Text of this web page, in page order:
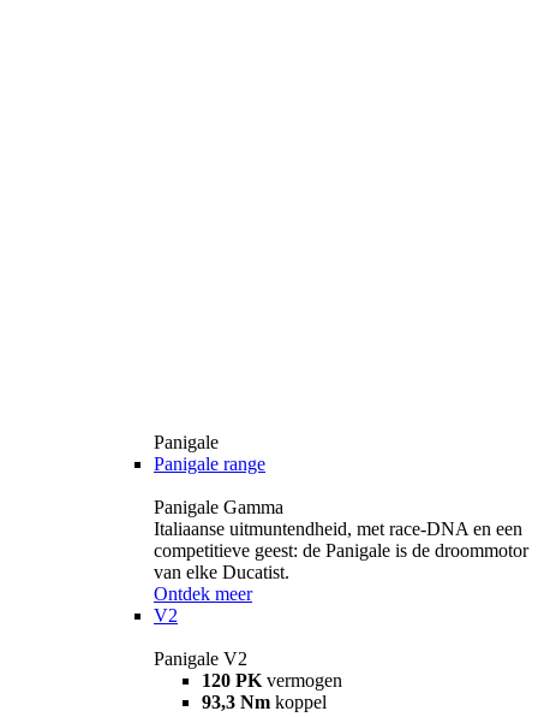
Panigale
Panigale range
Panigale Gamma
Italiaanse uitmuntendheid, met race-DNA en een
competitieve geest: de Panigale is de droommotor
van elke Ducatist.
Ontdek meer
V2
Panigale V2
120 PK vermogen
93,3 Nm koppel